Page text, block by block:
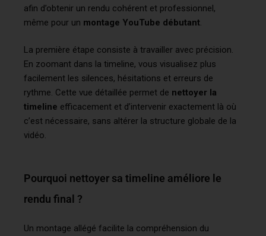
afin d’obtenir un rendu cohérent et professionnel,
même pour un montage YouTube débutant.
La première étape consiste à travailler avec précision.
En zoomant dans la timeline, vous visualisez plus
facilement les silences, hésitations et erreurs de
rythme. Cette vue détaillée permet de nettoyer la
timeline efficacement et d’intervenir exactement là où
c’est nécessaire, sans altérer la structure globale de la
vidéo.
Pourquoi nettoyer sa timeline améliore le
rendu final ?
Un montage allégé facilite la compréhension du